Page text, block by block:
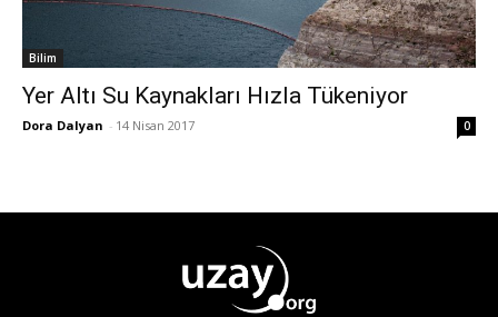
Bilim
Yer Altı Su Kaynakları Hızla Tükeniyor
Dora Dalyan - 14 Nisan 2017 0